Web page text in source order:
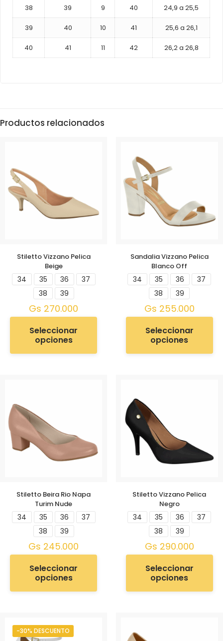
38 39 9 40 24,9 a 25,5
39 40 10 41 25,6 a 26,1
40 41 11 42 26,2 a 26,8
Productos relacionados
Stiletto Vizzano Pelica
Beige
34 35 36
37
38
39
Gs 270.000
Seleccionar
opciones
Sandalia Vizzano Pelica
Blanco Off
34 35 36
37
38
39
Gs 255.000
Seleccionar
opciones
Stiletto Beira Rio Napa
Turim Nude
34 35 36
37
38
39
Gs 245.000
Seleccionar
opciones
Stiletto Vizzano Pelica
Negro
34 35 36
37
38
39
Gs 290.000
Seleccionar
opciones
-30% DESCUENTO